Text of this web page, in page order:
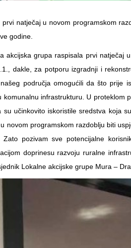
prvi natječaj u novom programskom
godine.
akcijska grupa raspisala prvi natječaj
dakle, za potporu izgradnji i
područja omogućili da što prije
komunalnu infrastrukturu. U proteklom
su učinkovito iskoristile sredstva koja
novom programskom razdoblju biti
Zato pozivam sve potencijalne
doprinesu razvoju ruralne
Lokalne akcijske grupe Mura –